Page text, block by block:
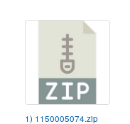
1) 1150005074.zip